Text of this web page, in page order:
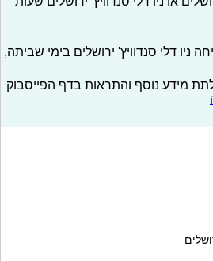
ניו דלי סנדוויץ' ירושלים בימי שביתה,
מידע נוסף והתראות בדף הפייסבוק